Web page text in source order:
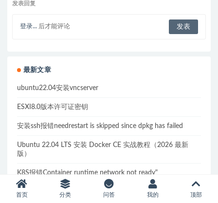
发表回复
登录... 后才能评论
最新文章
ubuntu22.04安装vncserver
ESXI8.0版本许可证密钥
安装ssh报错needrestart is skipped since dpkg has failed
Ubuntu 22.04 LTS 安装 Docker CE 实战教程（2026 最新
版）
K8S报错Container runtime network not ready"
networkReady="NetworkReady=false
reason:NetworkPluginNotReady的解决方案
首页 分类 问答 我的 顶部